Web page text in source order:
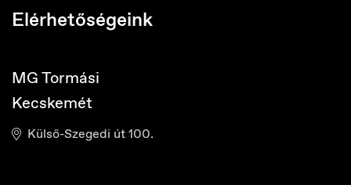
Elérhetőségeink
MG Tormási
Kecskemét
Külső-Szegedi út 100.